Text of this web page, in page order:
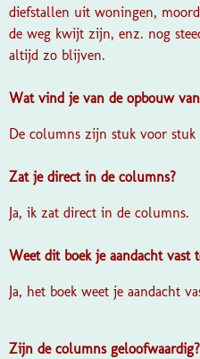
diefstallen uit woningen,
de weg kwijt zijn, enz. nog
altijd zo blijven.
Wat vind je van de opbouw
De columns zijn stuk voor stuk
Zat je direct in de columns?
Ja, ik zat direct in de columns.
Weet dit boek je aandacht vast
Ja, het boek weet je aandacht
Zijn de columns geloofwaardig?